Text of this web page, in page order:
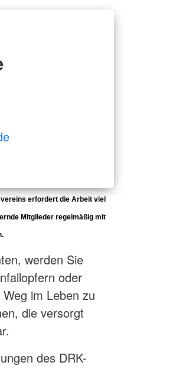
erfordert die Arbeit viel
Mitglieder regelmäßig mit
werden Sie
oder
im Leben zu
die versorgt
des DRK-